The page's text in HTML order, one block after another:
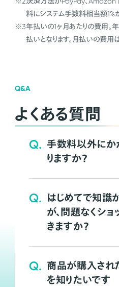
料にシステム手数料相当額1%
※3年払いの1ヶ月あたりの費用。
払いとなります。月払いの費用
Q&A
よくある質問
Q. 手数料以外にか
りますか？
Q. はじめてで知識
が、問題なくシ
きますか？
Q. 商品が購入され
を知りたいです